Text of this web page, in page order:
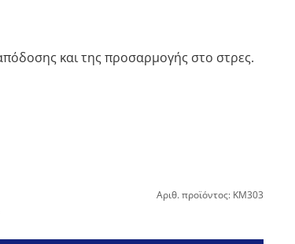
και της προσαρμογής στο στρες.
Αριθ. προϊόντος: KM303